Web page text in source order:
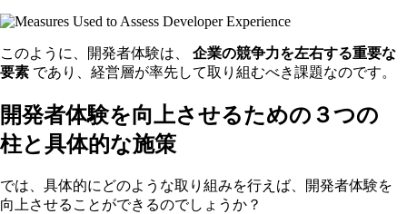
このように、開発者体験は、 企業の競争力を左右する重要な
要素 であり、経営層が率先して取り組むべき課題なのです。
開発者体験を向上させるための３つの
柱と具体的な施策
では、具体的にどのような取り組みを行えば、開発者体験を
向上させることができるのでしょうか？